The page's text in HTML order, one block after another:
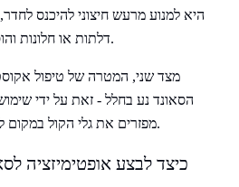
היא למנוע מרעש חיצוני להיכנס
דלתות או חלונות והוספת שכבות של חומרי בידוד.
מצד שני, המטרה של טיפול
הסאונד נע בחלל - זאת על ידי
מפזרים את גלי הקול במקום להחזיר אותם חזרה אל החדר.
כיצד לבצע אופטימיזציה